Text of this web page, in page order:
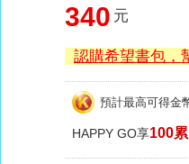
340 元
認購希望書包，
預計最高可得金
HAPPY GO享100